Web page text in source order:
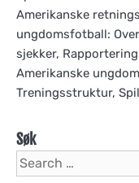
Amerikanske
ungdomsfotball:
sjekker, Rapportering
Amerikanske
Treningsstruktur,
Søk
Search
for: